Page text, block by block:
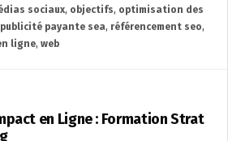
sociaux, objectifs, optimisation des
publicité payante sea, référencement seo,
ligne, web
en Ligne : Formation Strat